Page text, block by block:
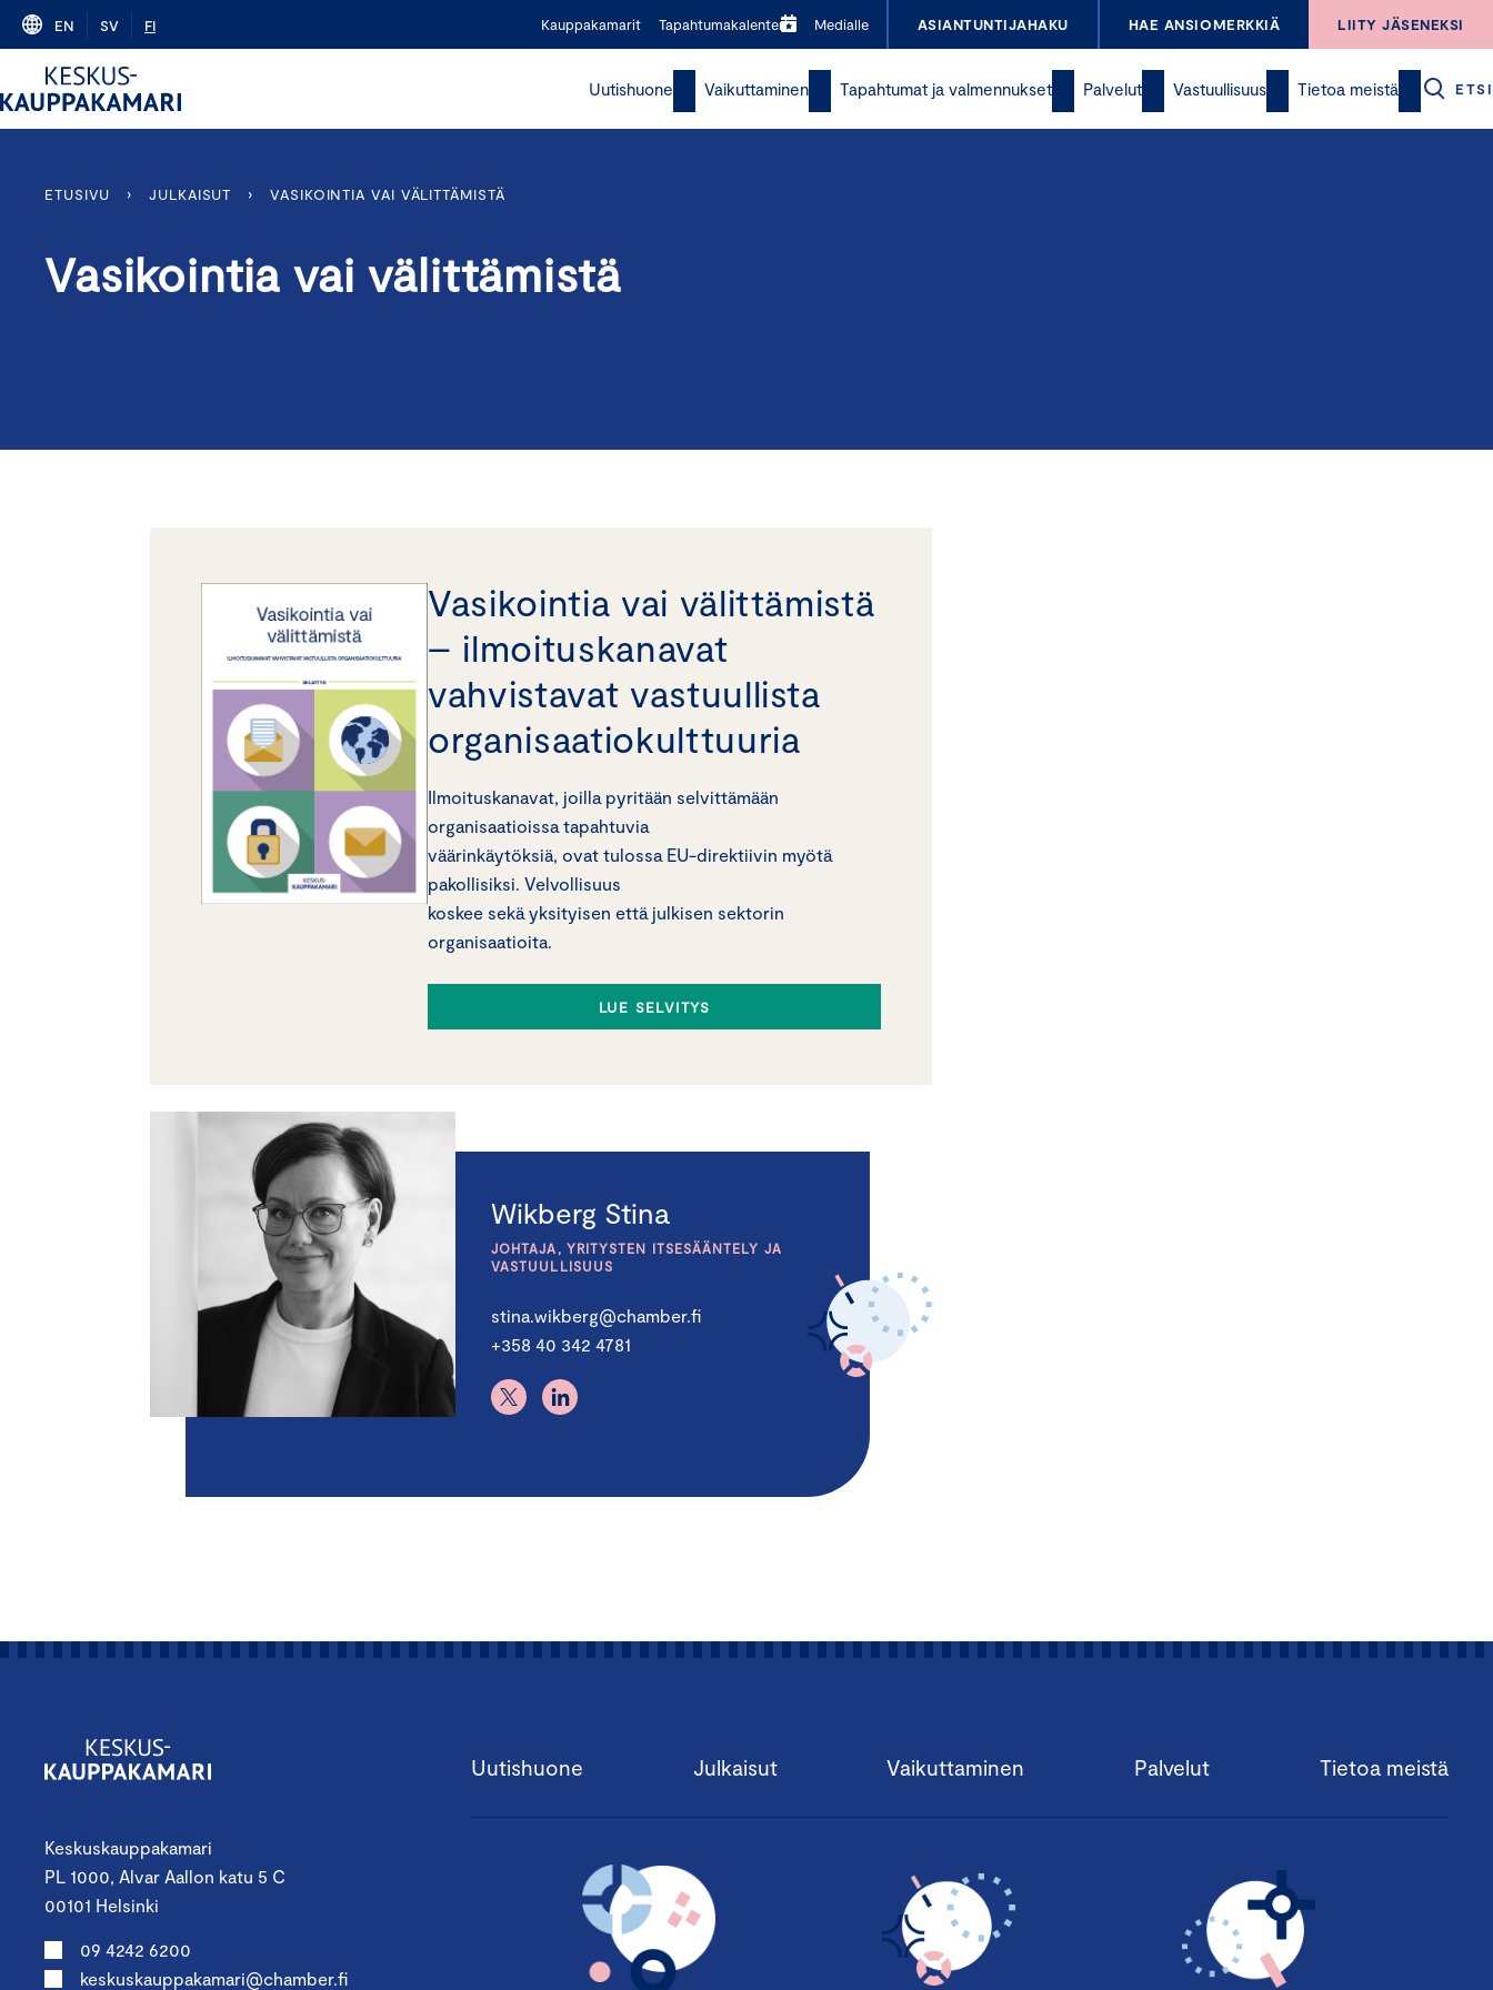
Skip
content
EN SV FI Kauppakamarit Tapahtumakalenteri Medialle ASIANTUNTIJAHAKU HAE ANSIOMERKKIÄ LIITY JÄSENEKSI
Uutishuone Vaikuttaminen Tapahtumat ja valmennukset Palvelut Vastuullisuus Tietoa meistä ETSI
ETUSIVU › JULKAISUT › VASIKOINTIA VAI VÄLITTÄMISTÄ
Vasikointia vai välittämistä
Vasikointia vai välittämistä
– ilmoituskanavat
vahvistavat vastuullista
organisaatiokulttuuria
Ilmoituskanavat, joilla pyritään selvittämään
organisaatioissa tapahtuvia
väärinkäytöksiä, ovat tulossa EU-direktiivin myötä
pakollisiksi. Velvollisuus
koskee sekä yksityisen että julkisen sektorin
organisaatioita.
LUE SELVITYS
Wikberg Stina
JOHTAJA, YRITYSTEN ITSESÄÄNTELY JA
VASTUULLISUUS
stina.wikberg@chamber.fi
+358 40 342 4781
Keskuskauppakamari
PL 1000, Alvar Aallon katu 5 C
00101 Helsinki
09 4242 6200
keskuskauppakamari@chamber.fi
Uutishuone Julkaisut Vaikuttaminen Palvelut Tietoa meistä